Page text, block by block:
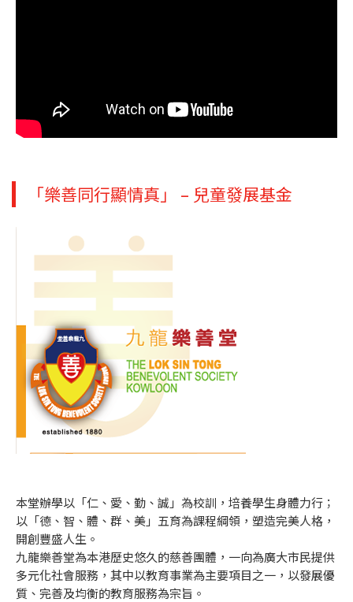
「樂善同行顯情真」 – 兒童發展基金
本堂辦學以「仁、愛、勤、誠」為校訓，培養學生身體力行；
以「德、智、體、群、美」五育為課程綱領，塑造完美人格，
開創豐盛人生。
九龍樂善堂為本港歷史悠久的慈善團體，一向為廣大市民提供
多元化社會服務，其中以教育事業為主要項目之一，以發展優
質、完善及均衡的教育服務為宗旨。